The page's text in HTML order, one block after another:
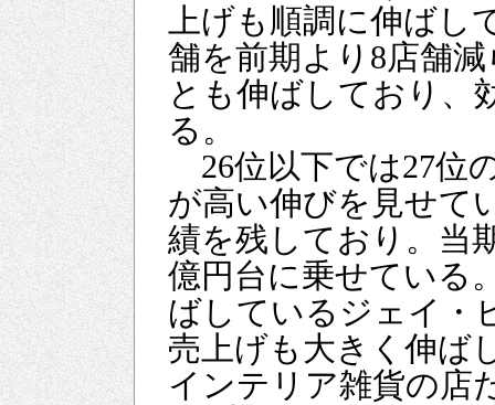
上げも順調に伸ばし
舗を前期より8店舗
とも伸ばしており、
る。
26位以下では27位
が高い伸びを見せて
績を残しており。当
億円台に乗せている
ばしているジェイ・
売上げも大きく伸ば
インテリア雑貨の店